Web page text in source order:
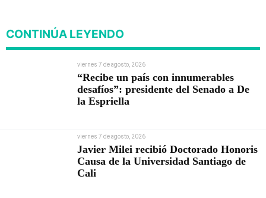
CONTINÚA LEYENDO
viernes 7 de agosto, 2026
“Recibe un país con innumerables
desafíos”: presidente del Senado a De
la Espriella
viernes 7 de agosto, 2026
Javier Milei recibió Doctorado Honoris
Causa de la Universidad Santiago de
Cali